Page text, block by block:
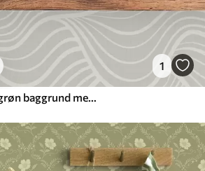
1
Bølger på grå-olivengrøn baggrund med stofstruktur